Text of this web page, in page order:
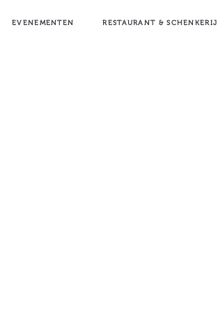
EVENEMENTEN RESTAURANT & SCHENKERIJ